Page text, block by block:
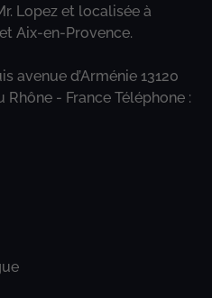
Lopez et localisée à
Aix-en-Provence.
avenue d’Arménie 13120
Rhône - France Téléphone :